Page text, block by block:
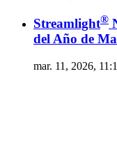
Streamlight®
del Año de
mar. 11, 2026,